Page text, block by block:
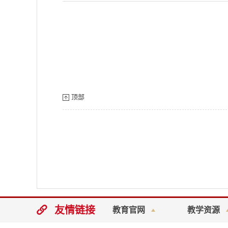
顶部
 友情链接 教育官网 教学资源